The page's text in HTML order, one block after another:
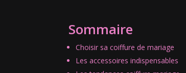
Sommaire
Choisir sa coiffure de mariage
Les accessoires indispensables